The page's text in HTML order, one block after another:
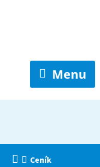
Menu
Ceník